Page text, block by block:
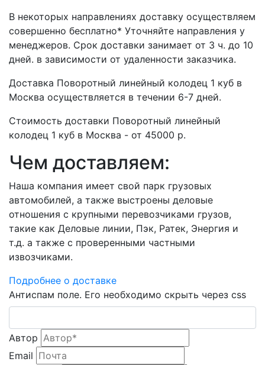
В некоторых направлениях доставку осуществляем
совершенно бесплатно* Уточняйте направления у
менеджеров. Срок доставки занимает от 3 ч. до 10
дней. в зависимости от удаленности заказчика.
Доставка Поворотный линейный колодец 1 куб в
Москва осуществляется в течении 6-7 дней.
Стоимость доставки Поворотный линейный
колодец 1 куб в Москва - от 45000 р.
Чем доставляем:
Наша компания имеет свой парк грузовых
автомобилей, а также выстроены деловые
отношения с крупными перевозчиками грузов,
такие как Деловые линии, Пэк, Ратек, Энергия и
т.д. а также с проверенными частными
извозчиками.
Подробнее о доставке
Антиспам поле. Его необходимо скрыть через css
Автор
Email